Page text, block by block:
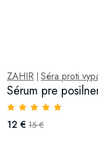
ZAHIR Séra proti
Sérum pre
12 € 15 €